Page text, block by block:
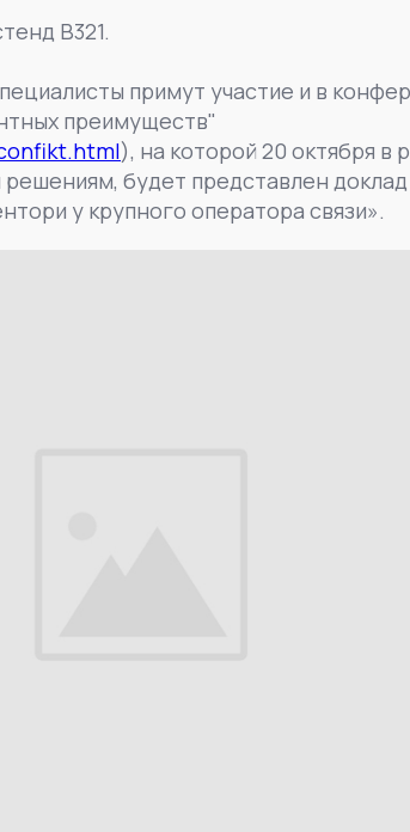
B321.
примут участие и в
преимуществ"
), на которой 20 октября в
будет представлен
у крупного оператора связи».